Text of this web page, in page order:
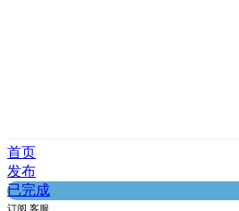
首页
发布
已完成
订阅 客服